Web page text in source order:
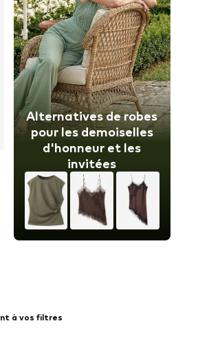
Alternatives de robes
pour les demoiselles
d'honneur et les
invitées
à vos filtres